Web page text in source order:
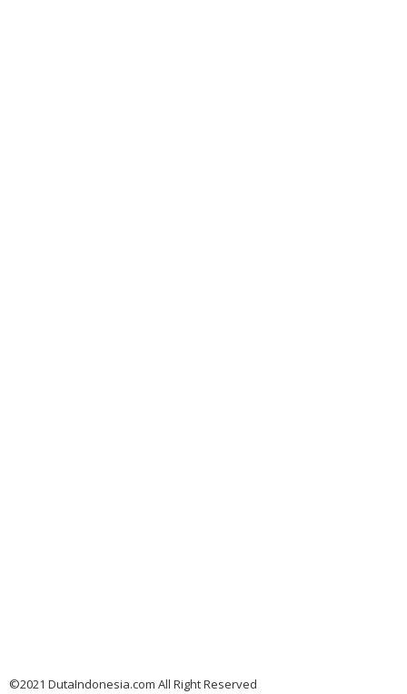
©2021 DutaIndonesia.com All Right Reserved